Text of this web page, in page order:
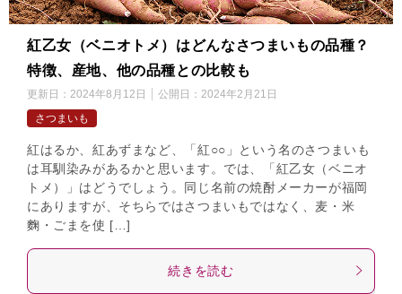
紅乙女（ベニオトメ）はどんなさつまいもの品種？
特徴、産地、他の品種との比較も
更新日： 2024年8月12日 公開日： 2024年2月21日
さつまいも
紅はるか、紅あずまなど、「紅○○」という名のさつまいも
は耳馴染みがあるかと思います。では、「紅乙女（ベニオ
トメ）」はどうでしょう。同じ名前の焼酎メーカーが福岡
にありますが、そちらではさつまいもではなく、麦・米
麴・ごまを使 […]
続きを読む